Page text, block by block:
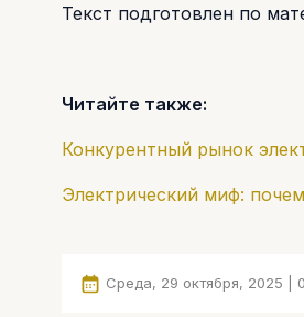
Текст подготовлен по
Читайте также:
Конкурентный рынок
Электрический миф:
Среда, 29 октября, 2025 |